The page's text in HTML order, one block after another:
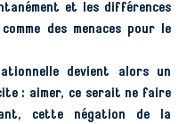
et les différences
des menaces pour le
devient alors un
: aimer, ce serait ne faire
cette négation de la